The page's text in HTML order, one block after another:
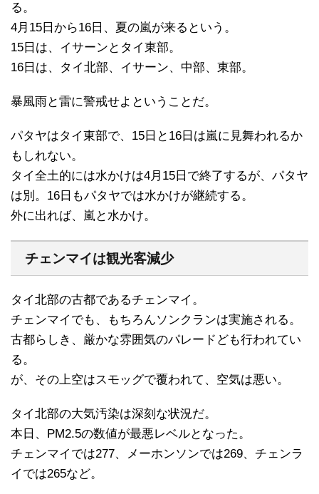
る。
4月15日から16日、夏の嵐が来るという。
15日は、イサーンとタイ東部。
16日は、タイ北部、イサーン、中部、東部。
暴風雨と雷に警戒せよということだ。
パタヤはタイ東部で、15日と16日は嵐に見舞われるか
もしれない。
タイ全土的には水かけは4月15日で終了するが、パタヤ
は別。16日もパタヤでは水かけが継続する。
外に出れば、嵐と水かけ。
チェンマイは観光客減少
タイ北部の古都であるチェンマイ。
チェンマイでも、もちろんソンクランは実施される。
古都らしき、厳かな雰囲気のパレードども行われてい
る。
が、その上空はスモッグで覆われて、空気は悪い。
タイ北部の大気汚染は深刻な状況だ。
本日、PM2.5の数値が最悪レベルとなった。
チェンマイでは277、メーホンソンでは269、チェンラ
イでは265など。